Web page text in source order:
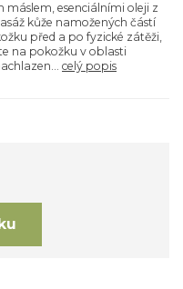
esenciálními oleji z
kůže namožených částí
před a po fyzické zátěži,
na pokožku v oblasti
celý popis